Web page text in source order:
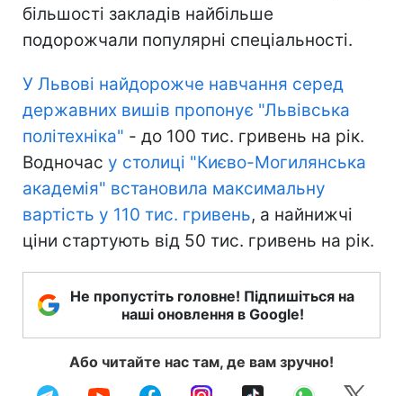
більшості закладів найбільше
подорожчали популярні спеціальності.
У Львові найдорожче навчання серед
державних вишів пропонує "Львівська
політехніка" - до 100 тис. гривень на рік.
Водночас у столиці "Києво-Могилянська
академія" встановила максимальну
вартість у 110 тис. гривень, а найнижчі
ціни стартують від 50 тис. гривень на рік.
Не пропустіть головне! Підпишіться на
наші оновлення в Google!
Або читайте нас там, де вам зручно!